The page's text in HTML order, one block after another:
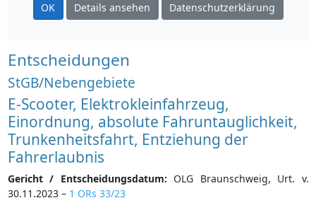
OK Details ansehen Datenschutzerklärung
Entscheidungen
StGB/Nebengebiete
E-Scooter, Elektrokleinfahrzeug,
Einordnung, absolute Fahruntauglichkeit,
Trunkenheitsfahrt, Entziehung der
Fahrerlaubnis
Gericht / Entscheidungsdatum: OLG Braunschweig, Urt. v.
30.11.2023 – 1 ORs 33/23